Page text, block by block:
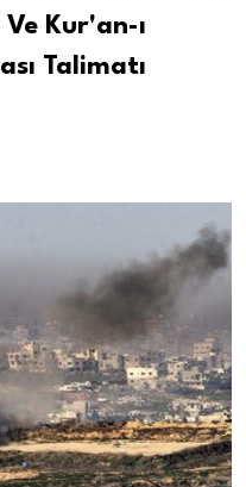
Kur'an-ı
Talimatı